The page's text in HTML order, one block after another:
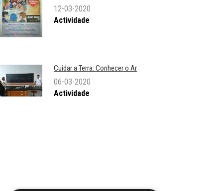
12-03-2020
Actividade
Cuidar a Terra: Conhecer o Ar
06-03-2020
Actividade